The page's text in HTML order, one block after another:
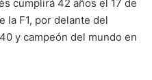
cumplirá 42 años el 17 de
la F1, por delante del
y campeón del mundo en